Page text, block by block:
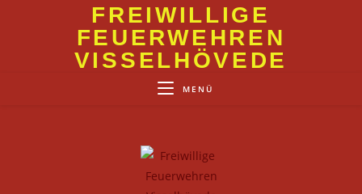
FREIWILLIGE
FEUERWEHREN
VISSELHÖVEDE
MENÜ